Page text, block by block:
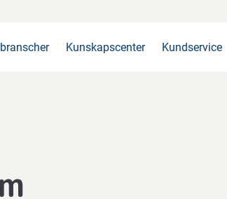
Kunskapscenter Kundservice